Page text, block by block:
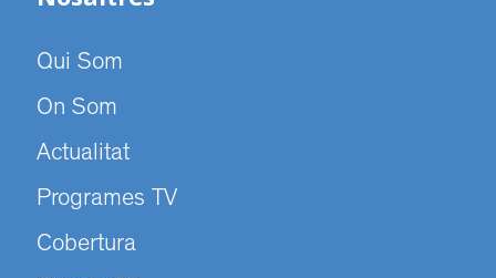
Qui Som
On Som
Actualitat
Programes TV
Cobertura